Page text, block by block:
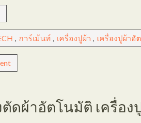
, การ์เม้นท์ , เครื่องปูผ้า , เครื่องปูผ้าอั
ตัดผ้าอัตโนมัติ เครื่อ